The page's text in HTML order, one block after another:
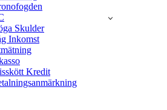
Skulder
Inkomst
Kredit